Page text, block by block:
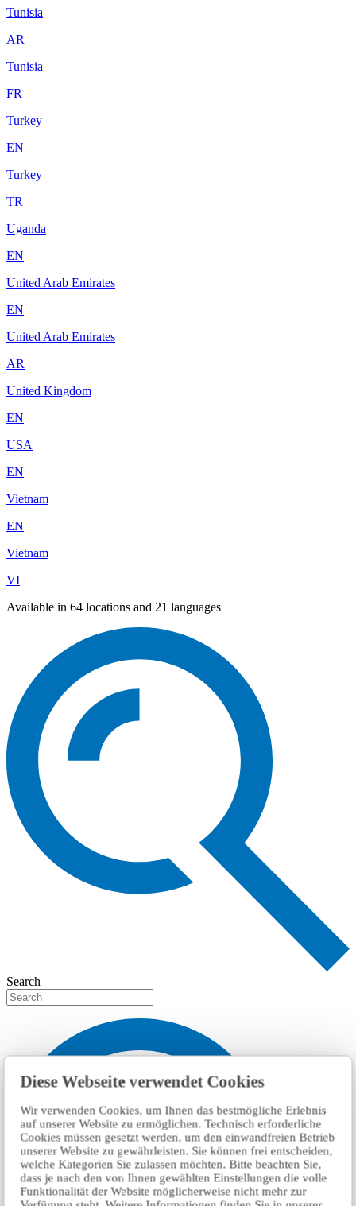
Diese Webseite verwendet Cookies
Wir verwenden Cookies, um Ihnen das bestmögliche Erlebnis
auf unserer Website zu ermöglichen. Technisch erforderliche
Cookies müssen gesetzt werden, um den einwandfreien Betrieb
unserer Website zu gewährleisten. Sie können frei entscheiden,
welche Kategorien Sie zulassen möchten. Bitte beachten Sie,
dass je nach den von Ihnen gewählten Einstellungen die volle
Funktionalität der Website möglicherweise nicht mehr zur
Tunisia
AR
Tunisia
FR
Turkey
EN
Turkey
TR
Uganda
EN
United Arab Emirates
EN
United Arab Emirates
AR
United Kingdom
EN
USA
EN
Vietnam
EN
Vietnam
VI
Available in 64 locations and 21 languages
Search